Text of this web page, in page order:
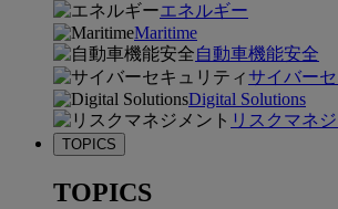
エネルギー
Maritime
自動車機能安全
サイバー
Digital Solutions
リスクマネ
TOPICS
TOPICS